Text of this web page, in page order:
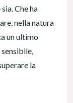
Che ha
nella natura
un ultimo
la